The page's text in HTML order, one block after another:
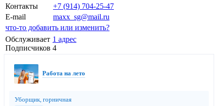
Контакты
+7 (914) 704-25-47
E-mail
maxx_sg@mail.ru
что-то добавить или изменить?
Обслуживает
Подписчиков
1 адрес
4
Работа на лето
Уборщик, горничная